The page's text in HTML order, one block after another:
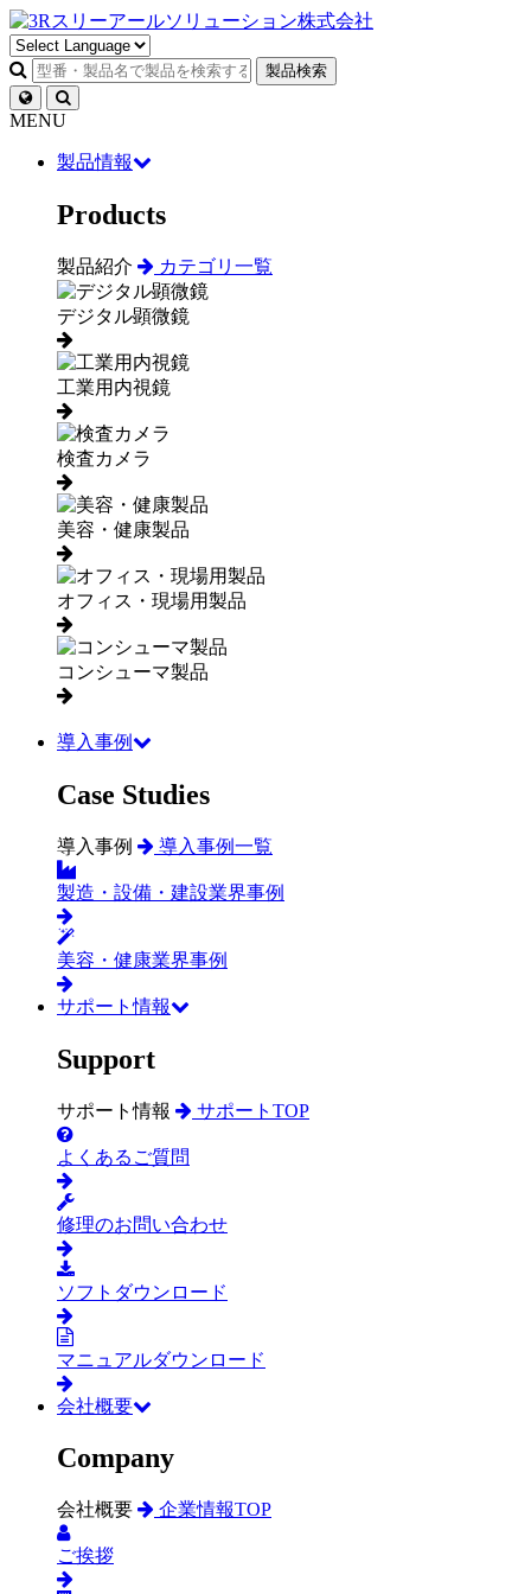
製品検索
MENU
製品情報
Products
製品紹介 カテゴリ一覧
デジタル顕微鏡
工業用内視鏡
検査カメラ
美容・健康製品
オフィス・現場用製品
コンシューマ製品
導入事例
Case Studies
導入事例 導入事例一覧
製造・設備・建設業界事例
美容・健康業界事例
サポート情報
Support
サポート情報 サポートTOP
よくあるご質問
修理のお問い合わせ
ソフトダウンロード
マニュアルダウンロード
会社概要
Company
会社概要 企業情報TOP
ご挨拶